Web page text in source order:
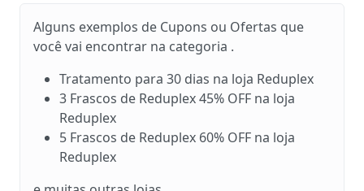
Alguns exemplos de Cupons ou Ofertas que
você vai encontrar na categoria .
Tratamento para 30 dias na loja Reduplex
3 Frascos de Reduplex 45% OFF na loja
Reduplex
5 Frascos de Reduplex 60% OFF na loja
Reduplex